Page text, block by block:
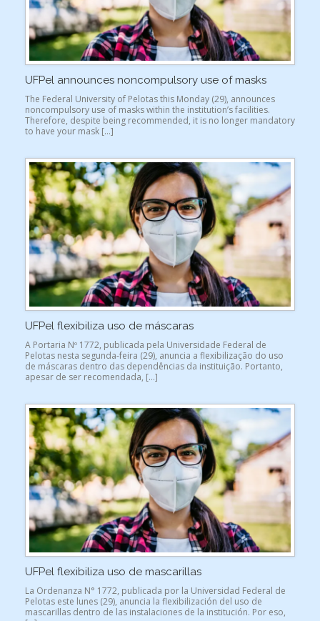
UFPel announces noncompulsory use of masks
The Federal University of Pelotas this Monday (29), announces
noncompulsory use of masks within the institution’s facilities.
Therefore, despite being recommended, it is no longer mandatory
to have your mask […]
UFPel flexibiliza uso de máscaras
A Portaria Nº 1772, publicada pela Universidade Federal de
Pelotas nesta segunda-feira (29), anuncia a flexibilização do uso
de máscaras dentro das dependências da instituição. Portanto,
apesar de ser recomendada, […]
UFPel flexibiliza uso de mascarillas
La Ordenanza N° 1772, publicada por la Universidad Federal de
Pelotas este lunes (29), anuncia la flexibilización del uso de
mascarillas dentro de las instalaciones de la institución. Por eso,